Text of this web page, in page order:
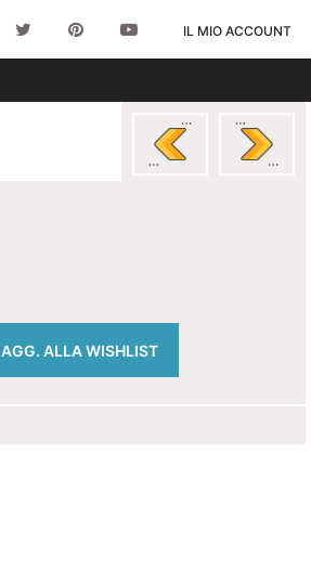
IL MIO ACCOUNT
AGG. ALLA WISHLIST